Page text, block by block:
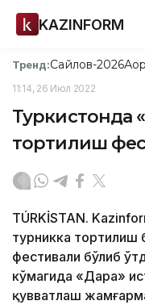
KAZINFORM
Тренд:Сайлов-2026
11:14, 26 Июл 2022
Туркистонда
тортилиш
TÚRKİSTAN.
турникка тортилиш
фестивали бўлиб
кўмагида «Дара»
қувватлаш